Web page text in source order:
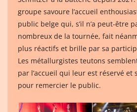
groupe savoure l’accueil
public belge qui, s’il n’a peut-être
nombreux de la tournée, fait
plus réactifs et brille par sa
Les métallurgistes teutons
par l’accueil qui leur est réservé et
pour remercier le public.